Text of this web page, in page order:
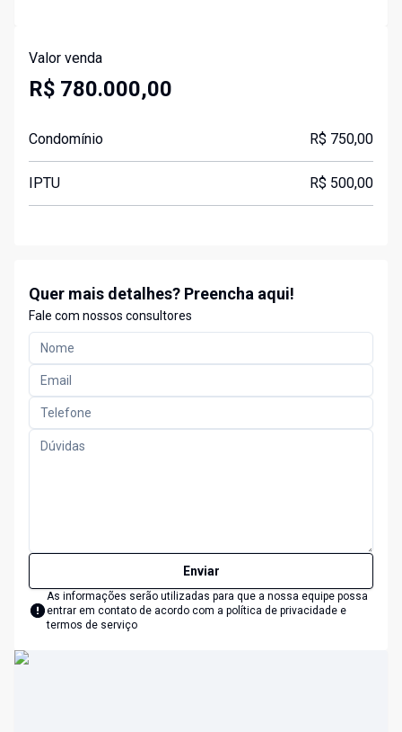
Valor venda
R$ 780.000,00
Condomínio R$ 750,00
IPTU R$ 500,00
Quer mais detalhes? Preencha aqui!
Fale com nossos consultores
Enviar
As informações serão utilizadas para que a nossa equipe possa
entrar em contato de acordo com a política de privacidade e
termos de serviço